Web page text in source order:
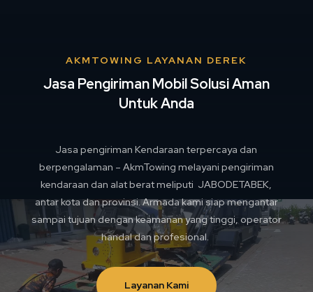
AKMTOWING LAYANAN DEREK
Jasa Pengiriman Mobil Solusi Aman
Untuk Anda
Jasa pengiriman Kendaraan terpercaya dan
berpengalaman – AkmTowing melayani pengiriman
kendaraan dan alat berat meliputi JABODETABEK,
antar kota dan provinsi. Armada kami siap mengantar
sampai tujuan dengan keamanan yang tinggi, operator
handal dan profesional.
Layanan Kami